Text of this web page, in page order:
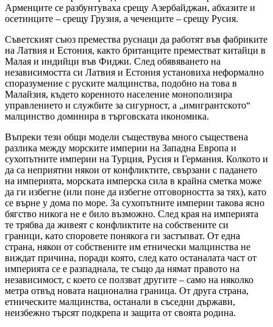
Арменците се разбунтуваха срещу Азербайджан, абхазите и
осетинците – срещу Грузия, а чеченците – срещу Русия.
Съветският съюз премества руснаци да работят във фабриките
на Латвия и Естония, както британците преместват китайци в
Малая и индийци във Фиджи. След обявяването на
независимостта си Латвия и Естония установиха неформално
споразумение с руските малцинства, подобно на това в
Малайзия, където коренното население монополизира
управлението и службите за сигурност, а „имигрантското“
малцинство доминира в търговската икономика.
Въпреки тези общи модели съществува много съществена
разлика между морските империи на Западна Европа и
сухопътните империи на Турция, Русия и Германия. Колкото и
да са неприятни някои от конфликтите, свързани с падането
на империята, морската имперска сила в крайна сметка може
да ги избегне (или поне да избегне отговорността за тях), като
се върне у дома по море. За сухопътните империи такова ясно
бягство никога не е било възможно. След края на империята
те трябва да живеят с конфликтите на собствените си
граници, като споровете понякога ги застъпват. От една
страна, някои от собствените им етнически малцинства не
виждат причина, поради която, след като останалата част от
империята се е разпаднала, те също да нямат правото на
независимост, с което се ползват другите – само на няколко
метра отвъд новата национална граница. От друга страна,
етническите малцинства, останали в съседни държави,
неизбежно търсят подкрепа и защита от своята родина.